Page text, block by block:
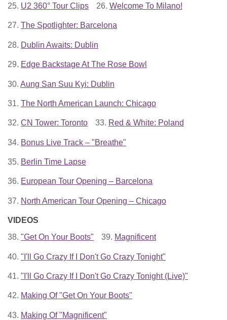
25. U2 360° Tour Clips 26. Welcome To Milano!
27. The Spotlighter: Barcelona
28. Dublin Awaits: Dublin
29. Edge Backstage At The Rose Bowl
30. Aung San Suu Kyi: Dublin
31. The North American Launch: Chicago
32. CN Tower: Toronto 33. Red & White: Poland
34. Bonus Live Track – "Breathe"
35. Berlin Time Lapse
36. European Tour Opening – Barcelona
37. North American Tour Opening – Chicago
VIDEOS
38. "Get On Your Boots" 39. Magnificent
40. "I'll Go Crazy If I Don't Go Crazy Tonight"
41. "I'll Go Crazy If I Don't Go Crazy Tonight (Live)"
42. Making Of "Get On Your Boots"
43. Making Of "Magnificent"